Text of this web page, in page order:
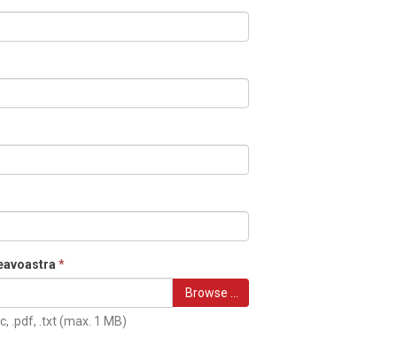
*
Browse …
.pdf, .txt (max. 1 MB)